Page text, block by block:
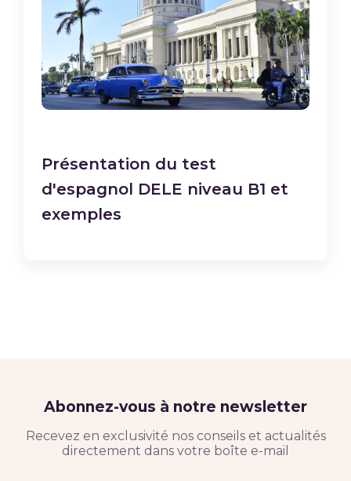
Présentation du test
d'espagnol DELE niveau B1 et
exemples
Abonnez-vous à notre newsletter
Recevez en exclusivité nos conseils et actualités
directement dans votre boîte e-mail